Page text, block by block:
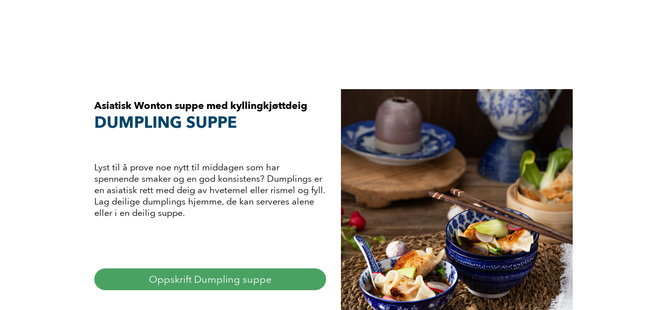
Asiatisk Wonton suppe med kyllingkjøttdeig
DUMPLING SUPPE
Lyst til å prøve noe nytt til middagen som har
spennende smaker og en god konsistens? Dumplings er
en asiatisk rett med deig av hvetemel eller rismel og fyll.
Lag deilige dumplings hjemme, de kan serveres alene
eller i en deilig suppe.
Oppskrift Dumpling suppe